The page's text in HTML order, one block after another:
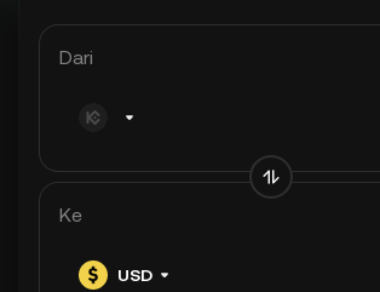
Dari
Ke
USD